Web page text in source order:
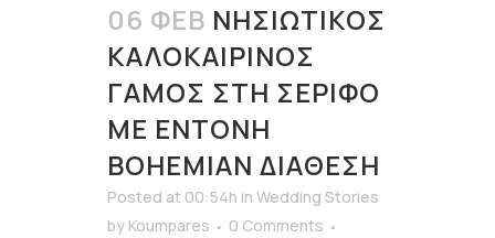
06 ΦΕΒ ΝΗΣΙΏΤΙΚΟΣ
ΚΑΛΟΚΑΙΡΙΝΌΣ
ΓΆΜΟΣ ΣΤΗ ΣΈΡΙΦΟ
ΜΕ ΈΝΤΟΝΗ
BOHEMIAN ΔΙΆΘΕΣΗ
Posted at 00:54h in Wedding Stories
by Koumpares
0 Comments